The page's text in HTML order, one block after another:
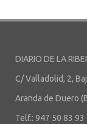
DIARIO DE LA
C/ Valladolid, 2,
Aranda de Duero
Telf.: 947 50 83 93